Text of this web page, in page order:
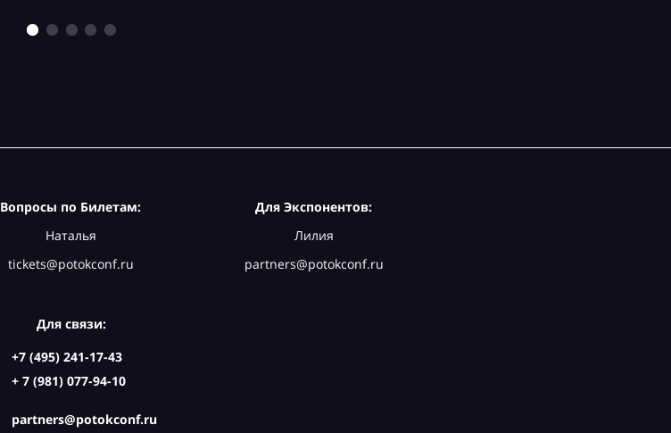
Вопросы по Билетам:
Наталья
tickets@potokconf.ru
Для Экспонентов:
Лилия
partners@potokconf.ru
Для связи:
+7 (495) 241-17-43
+ 7 (981) 077-94-10
partners@potokconf.ru